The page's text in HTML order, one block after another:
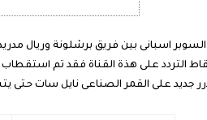
التردد على هذة القناة فقد تم
جديد على القمر الصناعى نايل سات حتى